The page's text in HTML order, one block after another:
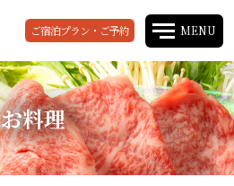
ご宿泊プラン・ご予約 MENU
お料理